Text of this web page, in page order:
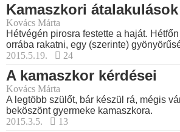
Kamaszkori átalakulások
Kovács Márta
Hétvégén pirosra festette a haját.
orrába rakatni, egy (szerinte)
2015.5.19.
24
A kamaszkor kérdései
Kovács Márta
A legtöbb szülőt, bár készül rá, mégis
beköszönt gyermeke kamaszkora.
2015.3.5.
13